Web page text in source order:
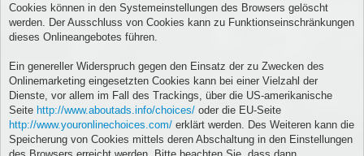
Cookies können in den Systemeinstellungen des Browsers gelöscht
werden. Der Ausschluss von Cookies kann zu Funktionseinschränkungen
dieses Onlineangebotes führen.
Ein genereller Widerspruch gegen den Einsatz der zu Zwecken des
Onlinemarketing eingesetzten Cookies kann bei einer Vielzahl der
Dienste, vor allem im Fall des Trackings, über die US-amerikanische
Seite http://www.aboutads.info/choices/ oder die EU-Seite
http://www.youronlinechoices.com/ erklärt werden. Des Weiteren kann die
Speicherung von Cookies mittels deren Abschaltung in den Einstellungen